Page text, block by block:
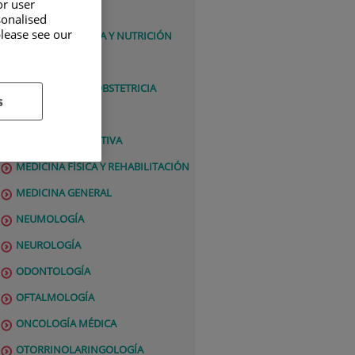
DERMATOLOGÍA
ENDOCRINOLOGÍA Y NUTRICIÓN
GINECOLOGÍA Y OBSTETRICIA
MEDICINA DEPORTIVA
MEDICINA FÍSICA Y REHABILITACIÓN
MEDICINA GENERAL
NEUMOLOGÍA
NEUROLOGÍA
ODONTOLOGÍA
OFTALMOLOGÍA
ONCOLOGÍA MÉDICA
OTORRINOLARINGOLOGÍA
user
see our